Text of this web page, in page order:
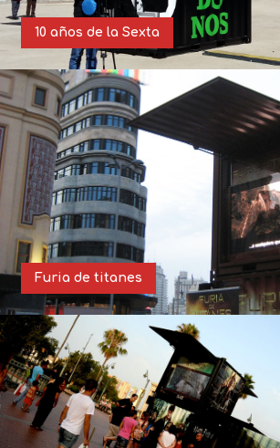
10 años de la Sexta
Furia de titanes